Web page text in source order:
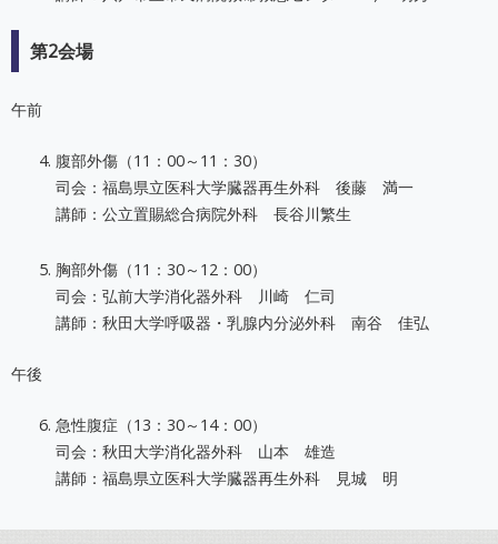
第2会場
午前
腹部外傷（11：00～11：30）
司会：福島県立医科大学臓器再生外科 後藤 満一
講師：公立置賜総合病院外科 長谷川繁生
胸部外傷（11：30～12：00）
司会：弘前大学消化器外科 川崎 仁司
講師：秋田大学呼吸器・乳腺内分泌外科 南谷 佳弘
午後
急性腹症（13：30～14：00）
司会：秋田大学消化器外科 山本 雄造
講師：福島県立医科大学臓器再生外科 見城 明